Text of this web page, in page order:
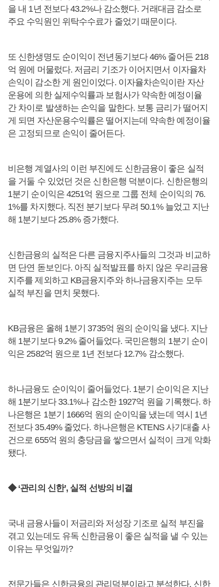
을 내 1년 전보다 43.2%나 감소했다. 거래대금 감소로
주요 수익원인 위탁수수료가 줄었기 때문이다.
또 신한생명도 순이익이 전년동기보다 46% 줄어든 218
억 원에 머물렀다. 저금리 기조가 이어지면서 이자율차
손익이 감소한 게 원인이었다. 이자율차손익이란 자산
운용에 의한 실제수익률과 보험사가 약속한 예정이율
간 차이로 발생하는 손익을 말한다. 보통 금리가 떨어지
게 되면 자산운용수익률은 떨어지는데 약속한 예정이율
은 고정되므로 손익이 줄어든다.
비은행 계열사의 이런 부진에도 신한금융이 좋은 실적
을 거둘 수 있었던 것은 신한은행 덕분이다. 신한은행의
1분기 순이익은 4251억 원으로 그룹 전체 순이익의 76.
1%를 차지했다. 직전 분기보다 무려 50.1% 늘었고 지난
해 1분기보다 25.8% 증가했다.
신한금융의 실적은 다른 금융지주사들의 그것과 비교하
면 단연 돋보인다. 아직 실적발표를 하지 않은 우리금융
지주를 제외하고 KB금융지주와 하나금융지주는 모두
실적 부진을 면치 못했다.
KB금융은 올해 1분기 3735억 원의 순이익을 냈다. 지난
해 1분기보다 9.2% 줄어들었다. 국민은행의 1분기 순이
익은 2582억 원으로 1년 전보다 12.7% 감소했다.
하나금융도 순이익이 줄어들었다. 1분기 순이익은 지난
해 1분기보다 33.1%나 감소한 1927억 원을 기록했다. 하
나은행은 1분기 1666억 원의 순이익을 냈는데 역시 1년
전보다 35.49% 줄었다. 하나은행은 KTENS 사기대출 사
건으로 655억 원의 충당금을 쌓으면서 실적이 크게 악화
됐다.
◆ ‘관리의 신한’, 실적 선방의 비결
국내 금융사들이 저금리와 저성장 기조로 실적 부진을
겪고 있는데도 유독 신한금융이 좋은 실적을 낼 수 있는
이유는 무엇일까?
전문가들은 신한금융의 관리덕분이라고 분석한다. 신한